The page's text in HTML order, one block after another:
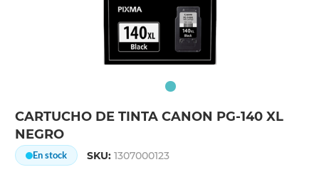
CARTUCHO DE TINTA CANON PG-140 XL
NEGRO
En stock SKU:1307000123